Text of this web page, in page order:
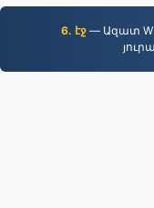
6. էջ — Ազատ